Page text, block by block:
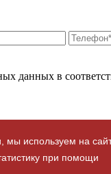
мы используем на
при помощи
данных в